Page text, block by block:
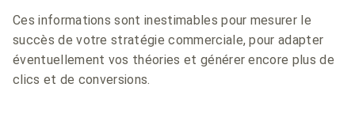
Ces informations sont inestimables pour mesurer le
succès de votre stratégie commerciale, pour adapter
éventuellement vos théories et générer encore plus de
clics et de conversions.